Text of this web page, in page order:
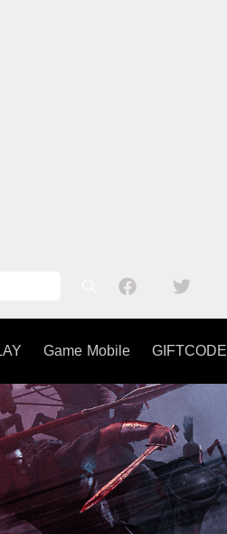
Game Mobile GIFTCODE